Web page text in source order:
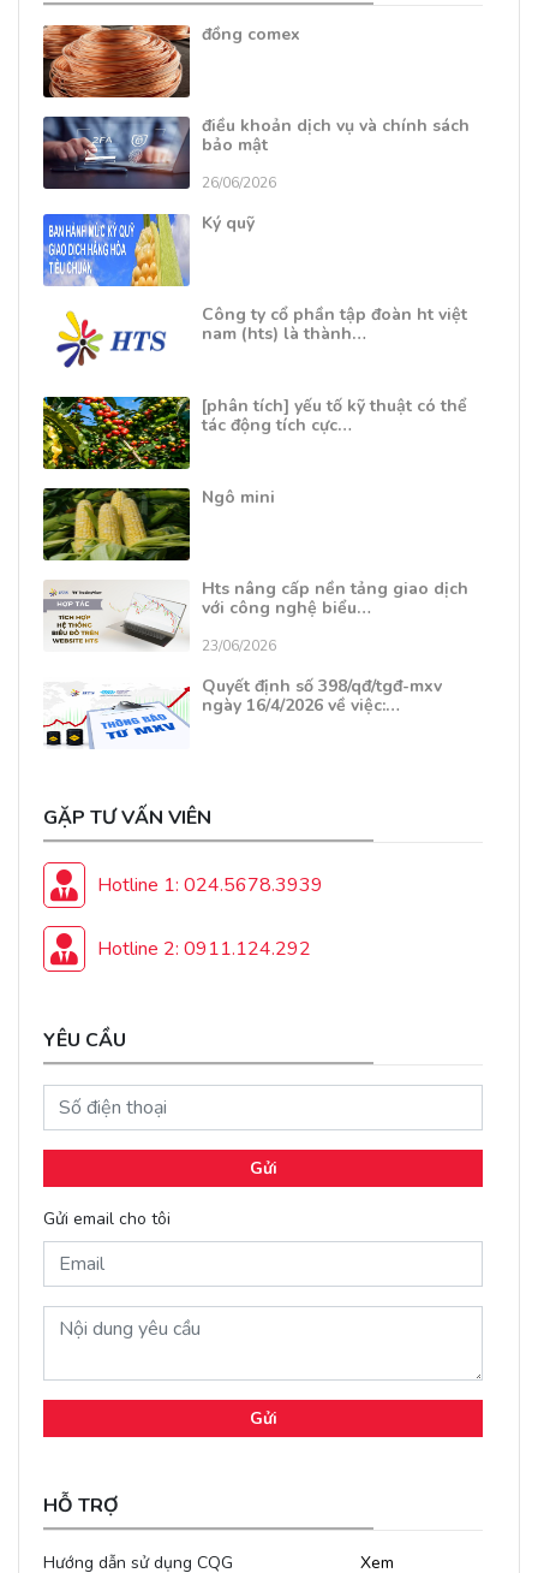
đồng comex
điều khoản dịch vụ và chính sách
bảo mật
26/06/2026
Ký quỹ
Công ty cổ phần tập đoàn ht việt
nam (hts) là thành…
[phân tích] yếu tố kỹ thuật có thể
tác động tích cực…
Ngô mini
Hts nâng cấp nền tảng giao dịch
với công nghệ biểu…
23/06/2026
Quyết định số 398/qđ/tgđ-mxv
ngày 16/4/2026 về việc:…
GẶP TƯ VẤN VIÊN
Hotline 1: 024.5678.3939
Hotline 2: 0911.124.292
YÊU CẦU
Gửi
Gửi email cho tôi
Gửi
HỖ TRỢ
Hướng dẫn sử dụng CQG
Xem